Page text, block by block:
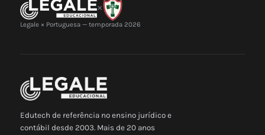
×
Legale × Portuguesa — temporada 2026
Edutech de referência no ensino jurídico e
contábil desde 2003. Mais de 20 anos